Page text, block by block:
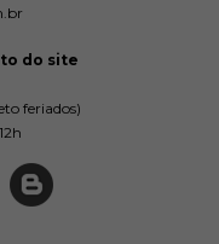
do site
feriados)